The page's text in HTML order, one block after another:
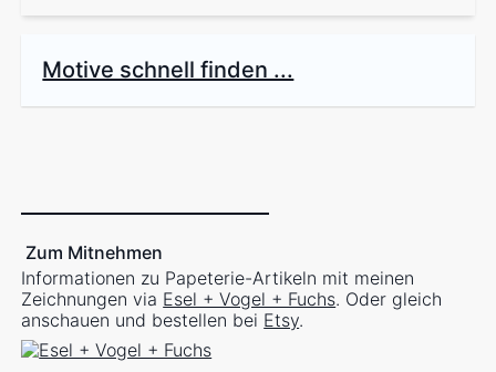
Motive schnell finden ...
Zum Mitnehmen
Informationen zu Papeterie-Artikeln mit meinen
Zeichnungen via Esel + Vogel + Fuchs. Oder gleich
anschauen und bestellen bei Etsy.